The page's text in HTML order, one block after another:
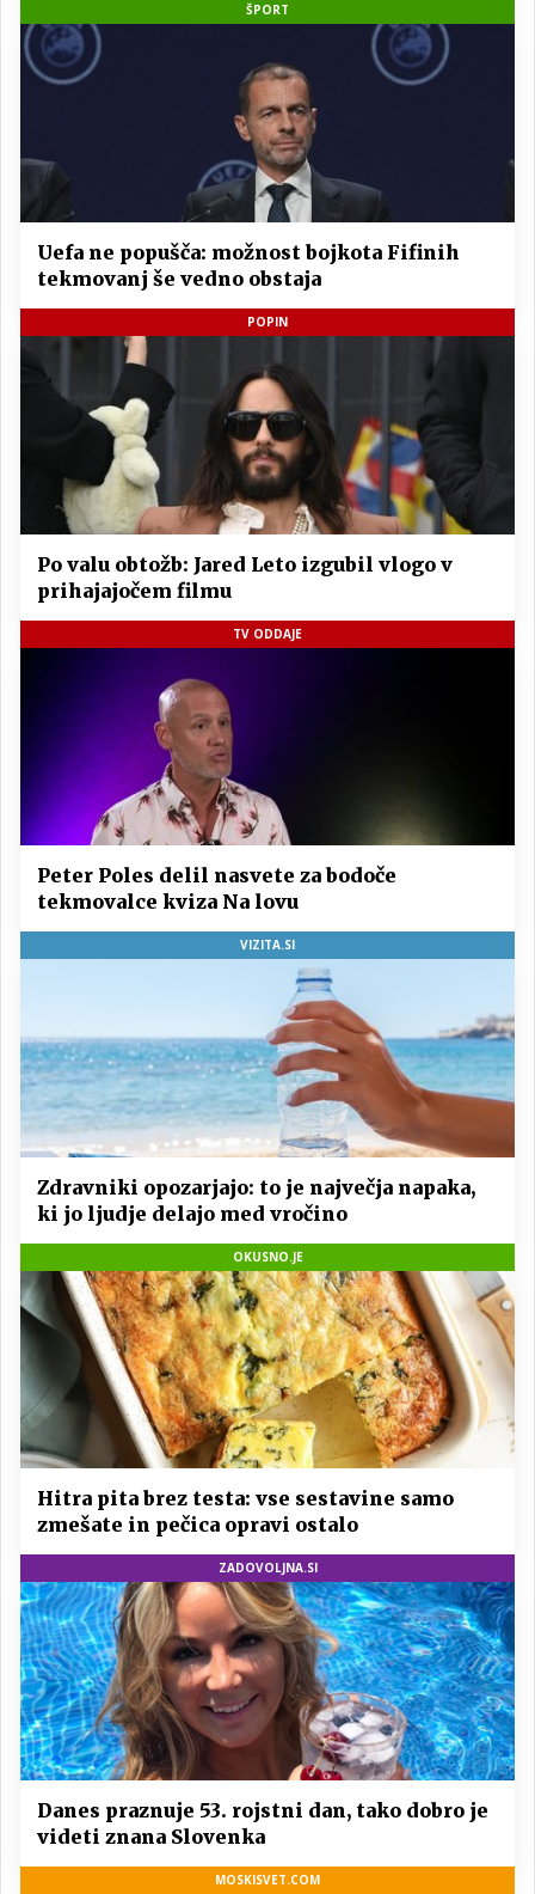
ŠPORT
Uefa ne popušča: možnost bojkota Fifinih
tekmovanj še vedno obstaja
POPIN
Po valu obtožb: Jared Leto izgubil vlogo v
prihajajočem filmu
TV ODDAJE
Peter Poles delil nasvete za bodoče
tekmovalce kviza Na lovu
VIZITA.SI
Zdravniki opozarjajo: to je največja napaka,
ki jo ljudje delajo med vročino
OKUSNO.JE
Hitra pita brez testa: vse sestavine samo
zmešate in pečica opravi ostalo
ZADOVOLJNA.SI
Danes praznuje 53. rojstni dan, tako dobro je
videti znana Slovenka
MOSKISVET.COM